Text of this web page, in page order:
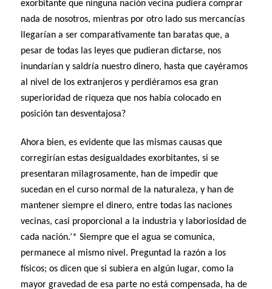
exorbitante que ninguna nación vecina pudiera comprar
nada de nosotros, mientras por otro lado sus mercancías
llegarían a ser comparativamente tan baratas que, a
pesar de todas las leyes que pudieran dictarse, nos
inundarían y saldría nuestro dinero, hasta que cayéramos
al nivel de los extranjeros y perdiéramos esa gran
superioridad de riqueza que nos había colocado en
posición tan desventajosa?
Ahora bien, es evidente que las mismas causas que
corregirían estas desigualdades exorbitantes, si se
presentaran milagrosamente, han de impedir que
sucedan en el curso normal de la naturaleza, y han de
mantener siempre el dinero, entre todas las naciones
vecinas, casi proporcional a la industria y laboriosidad de
cada nación.’* Siempre que el agua se comunica,
permanece al mismo nivel. Preguntad la razón a los
físicos; os dicen que si subiera en algún lugar, como la
mayor gravedad de esa parte no está compensada, ha de